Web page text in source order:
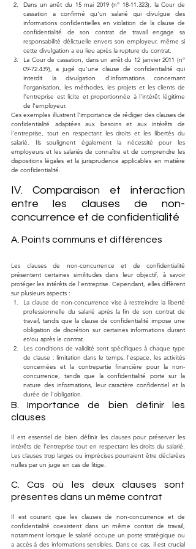
Dans un arrêt du 15 mai 2019 (n° 18-11.323), la Cour de
cassation a confirmé qu'un salarié qui divulgue des
informations confidentielles en violation de la clause de
confidentialité de son contrat de travail engage sa
responsabilité délictuelle envers son employeur, même si
cette divulgation a eu lieu après la rupture du contrat.
La Cour de cassation, dans un arrêt du 12 janvier 2011 (n°
09-72.439), a jugé qu'une clause de confidentialité qui
interdit la divulgation d'informations concernant
l'organisation, les méthodes, les projets et les clients de
l'entreprise est licite et proportionnée à l'intérêt légitime
de l'employeur.
Ces exemples illustrent l'importance de rédiger des clauses de
confidentialité adaptées aux besoins et aux intérêts de
l'entreprise, tout en respectant les droits et les libertés du
salarié. Ils soulignent également la nécessité pour les
employeurs et les salariés de connaître et de comprendre les
dispositions légales et la jurisprudence applicables en matière
de confidentialité.
IV. Comparaison et interaction
entre les clauses de non-
concurrence et de confidentialité
A. Points communs et différences
Les clauses de non-concurrence et de confidentialité
présentent certaines similitudes dans leur objectif, à savoir
protéger les intérêts de l'entreprise. Cependant, elles diffèrent
sur plusieurs aspects :
La clause de non-concurrence vise à restreindre la liberté
professionnelle du salarié après la fin de son contrat de
travail, tandis que la clause de confidentialité impose une
obligation de discrétion sur certaines informations durant
et/ou après le contrat.
Les conditions de validité sont spécifiques à chaque type
de clause : limitation dans le temps, l'espace, les activités
concernées et la contrepartie financière pour la non-
concurrence, tandis que la confidentialité porte sur la
nature des informations, leur caractère confidentiel et la
durée de l'obligation.
B. Importance de bien définir les
clauses
Il est essentiel de bien définir les clauses pour préserver les
intérêts de l'entreprise tout en respectant les droits du salarié.
Les clauses trop larges ou imprécises pourraient être déclarées
nulles par un juge en cas de litige.
C. Cas où les deux clauses sont
présentes dans un même contrat
Il est courant que les clauses de non-concurrence et de
confidentialité coexistent dans un même contrat de travail,
notamment lorsque le salarié occupe un poste stratégique ou
a accès à des informations sensibles. Dans ce cas, il est crucial